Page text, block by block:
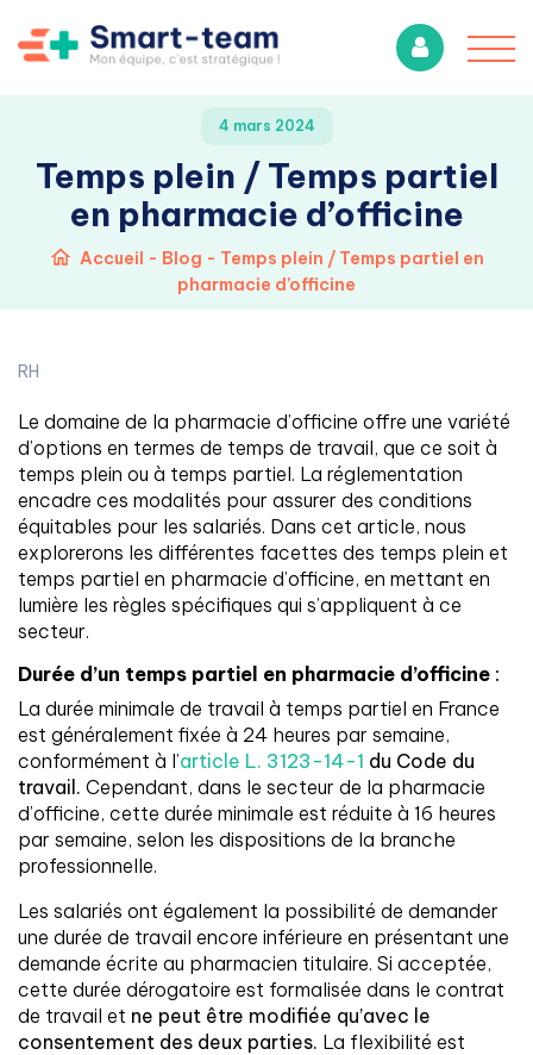
4 mars 2024
Temps plein / Temps partiel
en pharmacie d’officine
Accueil - Blog - Temps plein / Temps partiel en
pharmacie d’officine
RH
Le domaine de la pharmacie d’officine offre une variété
d’options en termes de temps de travail, que ce soit à
temps plein ou à temps partiel. La réglementation
encadre ces modalités pour assurer des conditions
équitables pour les salariés. Dans cet article, nous
explorerons les différentes facettes des temps plein et
temps partiel en pharmacie d’officine, en mettant en
lumière les règles spécifiques qui s’appliquent à ce
secteur.
Durée d’un temps partiel en pharmacie d’officine :
La durée minimale de travail à temps partiel en France
est généralement fixée à 24 heures par semaine,
conformément à l’article L. 3123-14-1 du Code du
travail. Cependant, dans le secteur de la pharmacie
d’officine, cette durée minimale est réduite à 16 heures
par semaine, selon les dispositions de la branche
professionnelle.
Les salariés ont également la possibilité de demander
une durée de travail encore inférieure en présentant une
demande écrite au pharmacien titulaire. Si acceptée,
cette durée dérogatoire est formalisée dans le contrat
de travail et ne peut être modifiée qu’avec le
consentement des deux parties. La flexibilité est